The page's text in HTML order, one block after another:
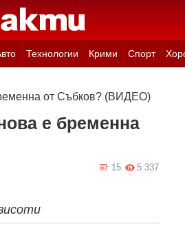
Технологии Крими Спорт
от Събков? (ВИДЕО)
е бременна
5 337
15